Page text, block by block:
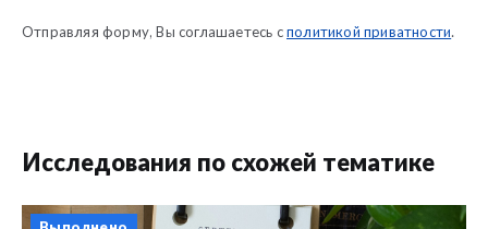
Отправляя форму, Вы соглашаетесь с политикой приватности.
Исследования по схожей тематике